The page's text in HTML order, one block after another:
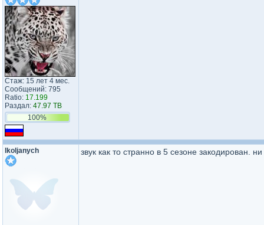
Стаж: 15 лет 4 мес.
Сообщений: 795
Ratio: 17.199
Раздал: 47.97 TB
100%
lkoljanych звук как то странно в 5 сезоне закодирован.